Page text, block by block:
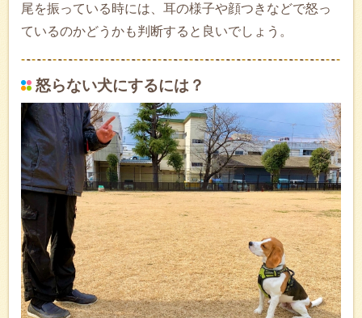
尾を振っている時には、耳の様子や顔つきなどで怒っ
ているのかどうかも判断すると良いでしょう。
怒らない犬にするには？